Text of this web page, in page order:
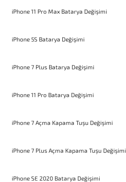
iPhone 11 Pro Max Batarya Değişimi
iPhone 5S Batarya Değişimi
iPhone 7 Plus Batarya Değişimi
iPhone 11 Pro Batarya Değişimi
iPhone 7 Açma Kapama Tuşu Değişimi
iPhone 7 Plus Açma Kapama Tuşu Değişimi
iPhone SE 2020 Batarya Değişimi